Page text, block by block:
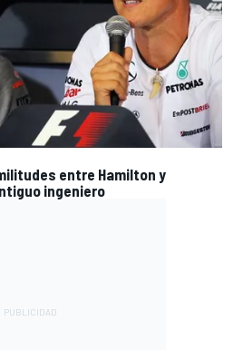
entre Hamilton y
ingeniero